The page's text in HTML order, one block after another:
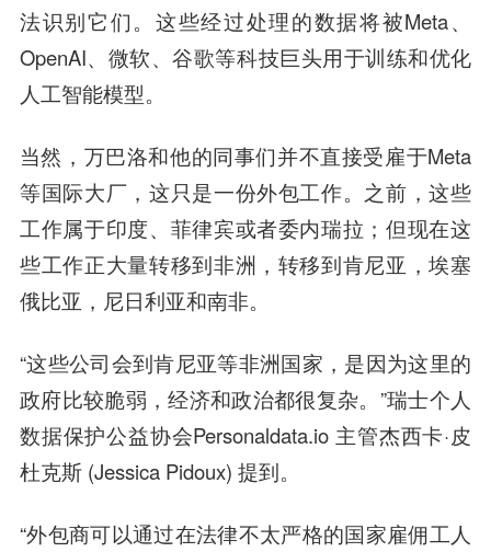
法识别它们。这些经过处理的数据将被Meta、
OpenAI、微软、谷歌等科技巨头用于训练和优化
人工智能模型。
当然，万巴洛和他的同事们并不直接受雇于Meta
等国际大厂，这只是一份外包工作。之前，这些
工作属于印度、菲律宾或者委内瑞拉；但现在这
些工作正大量转移到非洲，转移到肯尼亚，埃塞
俄比亚，尼日利亚和南非。
“这些公司会到肯尼亚等非洲国家，是因为这里的
政府比较脆弱，经济和政治都很复杂。”瑞士个人
数据保护公益协会Personaldata.io 主管杰西卡·皮
杜克斯 (Jessica Pidoux) 提到。
“外包商可以通过在法律不太严格的国家雇佣工人